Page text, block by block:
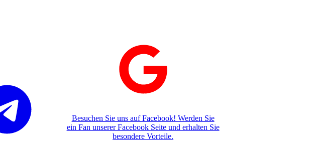
Besuchen Sie uns auf Facebook! Werden Sie
ein Fan unserer Facebook Seite und erhalten Sie
besondere Vorteile.